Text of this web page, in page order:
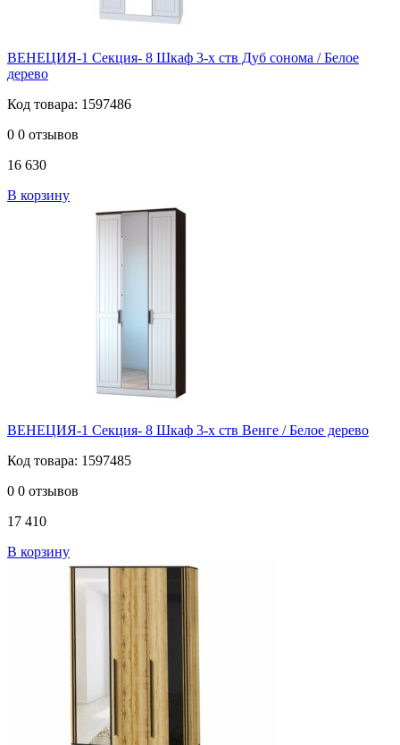
ВЕНЕЦИЯ-1 Секция- 8 Шкаф 3-х ств Дуб сонома / Белое
дерево
Код товара: 1597486
0 0 отзывов
16 630
В корзину
ВЕНЕЦИЯ-1 Секция- 8 Шкаф 3-х ств Венге / Белое дерево
Код товара: 1597485
0 0 отзывов
17 410
В корзину